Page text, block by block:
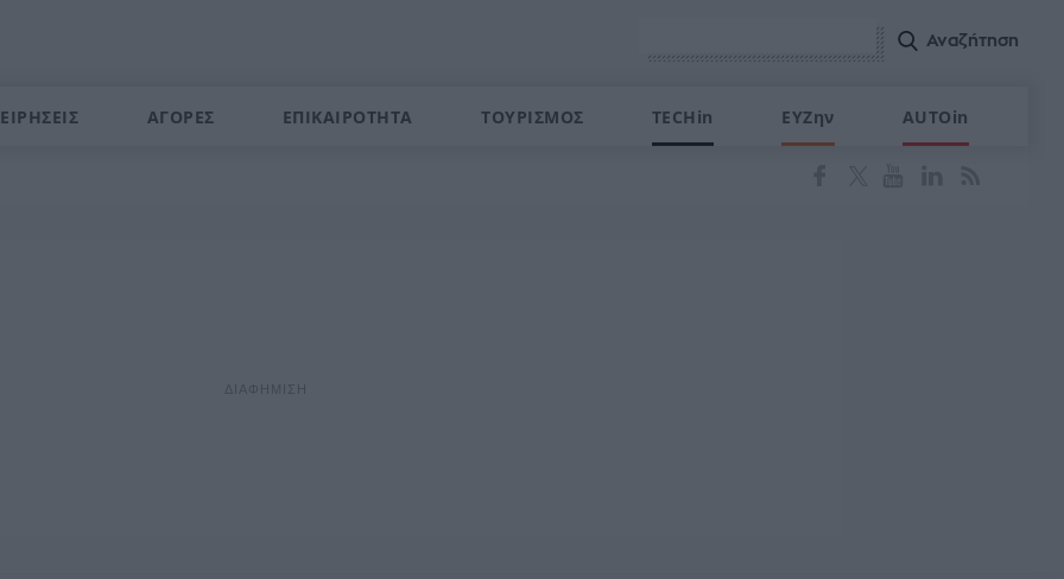
ΑΓΟΡΕΣ ΕΠΙΚΑΙΡΟΤΗΤΑ ΤΟΥΡΙΣΜΟΣ TECHin ΕΥΖην AUTOin